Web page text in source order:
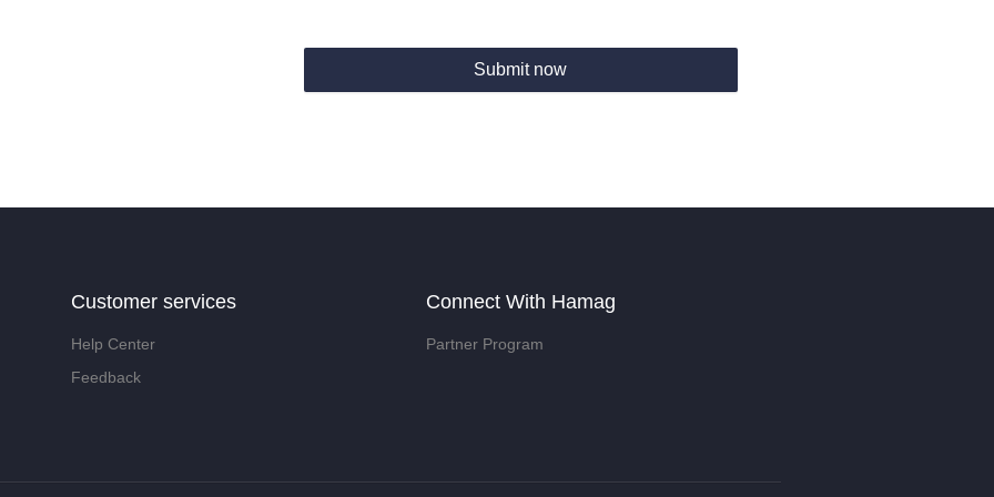
Submit now
Customer services
Help Center
Feedback
Connect With Hamag
Partner Program